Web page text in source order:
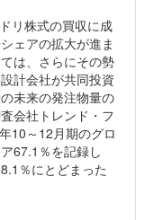
リ株式の買収に成
ェアの拡大が進ま
は、さらにその勢
計会社が共同投資
未来の発注物量の
会社トレンド・フ
10～12月期のグロ
67.1％を記録し
％にとどまった